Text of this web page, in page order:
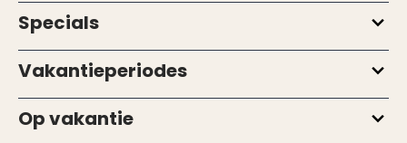
Specials
Vakantieperiodes
Op vakantie